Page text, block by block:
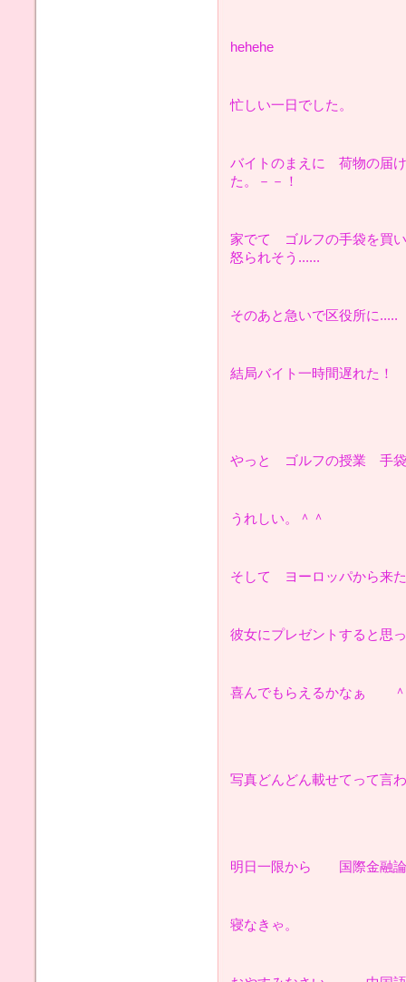
hehehe
忙しい一日でした。
バイトのまえに 荷物の届
た。－－！
家でて ゴルフの手袋を買
怒られそう......
そのあと急いで区役所に.....
結局バイト一時間遅れた
やっと ゴルフの授業 手袋
うれしい。＾＾
そして ヨーロッパから来
彼女にプレゼントすると思
喜んでもらえるかなぁ
写真どんどん載せてって言
明日一限から 国際金
寝なきゃ。